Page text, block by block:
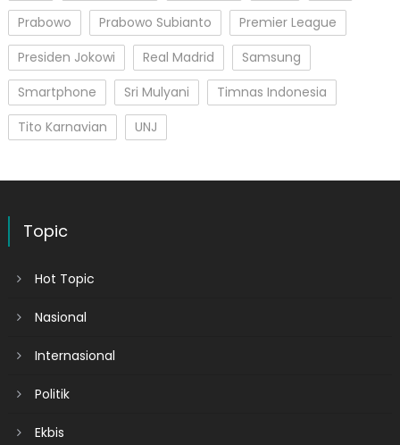
Prabowo
Prabowo Subianto
Premier League
Presiden Jokowi
Real Madrid
Samsung
Smartphone
Sri Mulyani
Timnas Indonesia
Tito Karnavian
UNJ
Topic
Hot Topic
Nasional
Internasional
Politik
Ekbis